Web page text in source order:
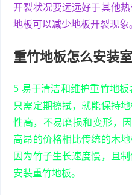
开裂状况要远远好于其他
地板可以减少地板开裂现象
重竹地板怎么安装
5 易于清洁和维护重竹地
只需定期擦拭，就能保持
性高，不易磨损和变形，
高昂的价格相比传统的木
因为竹子生长速度慢，且
安装重竹地板。